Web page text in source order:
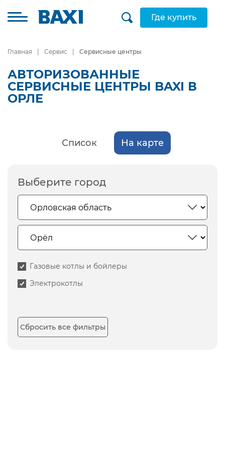
Где купить
Главная Сервис Сервисные центры
АВТОРИЗОВАННЫЕ
СЕРВИСНЫЕ ЦЕНТРЫ BAXI В
ОРЛЕ
Список На карте
Выберите город
Газовые котлы и бойлеры
Электрокотлы
Сбросить все фильтры